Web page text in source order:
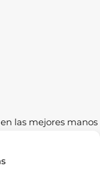
las mejores manos
con